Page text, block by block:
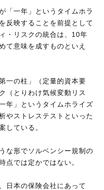
「一年」というタイムホラ
反映することを前提として
・リスクの統合は、10年
て意味を成すものといえ
一の柱」（定量的資本要
（とりわけ気候変動リス
年」というタイムホライズ
やストレステストといった
している。
な形でソルベンシー規制の
点では定かではない。
日本の保険会社にあって